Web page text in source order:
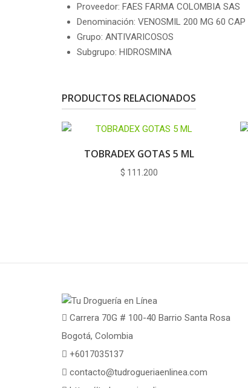
Proveedor: FAES FARMA COLOMBIA SAS
Denominación: VENOSMIL 200 MG 60 CAP
Grupo: ANTIVARICOSOS
Subgrupo: HIDROSMINA
PRODUCTOS RELACIONADOS
TOBRADEX GOTAS 5 ML
$ 111.200
Carrera 70G # 100-40 Barrio Santa Rosa
Bogotá, Colombia
+6017035137
contacto@tudrogueriaenlinea.com